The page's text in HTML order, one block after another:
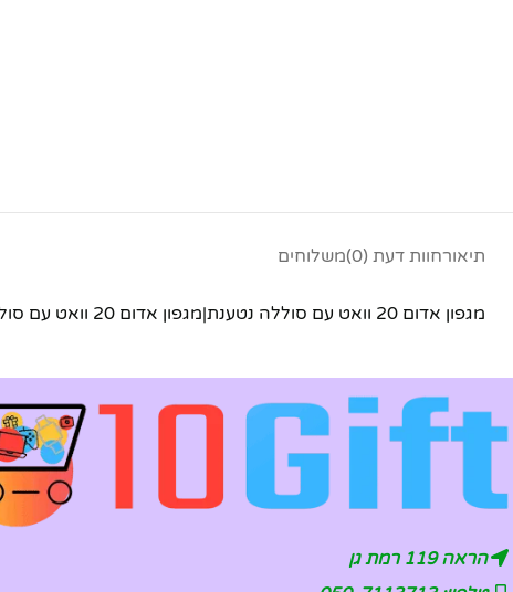
תיאורחוות דעת (0) משלוחים
מגפון אדום 20 וואט עם סוללה נטענת|מגפון אדום 20 וואט עם סוללה נטענת|מגפון אדום 20 וואט עם סוללה נטענת|מגפון אדום 20 וואט עם סוללה נטענת|||||
הראה 119 רמת גן